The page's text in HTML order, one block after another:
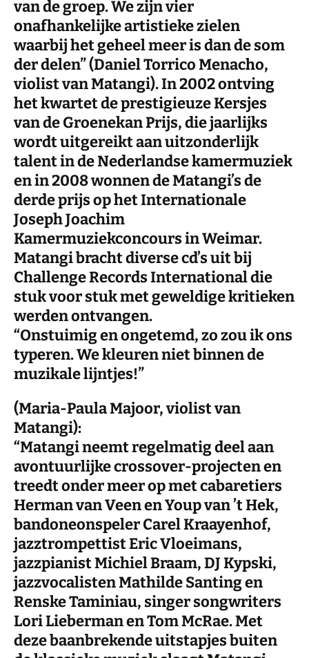
van de groep. We zijn vier
onafhankelijke artistieke zielen
waarbij het geheel meer is dan de som
der delen” (Daniel Torrico Menacho,
violist van Matangi). In 2002 ontving
het kwartet de prestigieuze Kersjes
van de Groenekan Prijs, die jaarlijks
wordt uitgereikt aan uitzonderlijk
talent in de Nederlandse kamermuziek
en in 2008 wonnen de Matangi’s de
derde prijs op het Internationale
Joseph Joachim
Kamermuziekconcours in Weimar.
Matangi bracht diverse cd’s uit bij
Challenge Records International die
stuk voor stuk met geweldige kritieken
werden ontvangen.
“Onstuimig en ongetemd, zo zou ik ons
typeren. We kleuren niet binnen de
muzikale lijntjes!”
(Maria-Paula Majoor, violist van
Matangi):
“Matangi neemt regelmatig deel aan
avontuurlijke crossover-projecten en
treedt onder meer op met cabaretiers
Herman van Veen en Youp van ’t Hek,
bandoneonspeler Carel Kraayenhof,
jazztrompettist Eric Vloeimans,
jazzpianist Michiel Braam, DJ Kypski,
jazzvocalisten Mathilde Santing en
Renske Taminiau, singer songwriters
Lori Lieberman en Tom McRae. Met
deze baanbrekende uitstapjes buiten